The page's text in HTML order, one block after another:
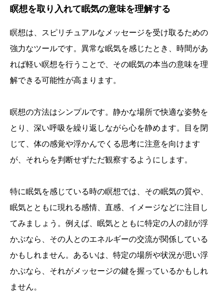
瞑想を取り入れて眠気の意味を理解する
瞑想は、スピリチュアルなメッセージを受け取るための
強力なツールです。異常な眠気を感じたとき、時間があ
れば軽い瞑想を行うことで、その眠気の本当の意味を理
解できる可能性が高まります。
瞑想の方法はシンプルです。静かな場所で快適な姿勢を
とり、深い呼吸を繰り返しながら心を静めます。目を閉
じて、体の感覚や浮かんでくる思考に注意を向けます
が、それらを判断せずただ観察するようにします。
特に眠気を感じている時の瞑想では、その眠気の質や、
眠気とともに現れる感情、直感、イメージなどに注目し
てみましょう。例えば、眠気とともに特定の人の顔が浮
かぶなら、その人とのエネルギーの交流が関係している
かもしれません。あるいは、特定の場所や状況が思い浮
かぶなら、それがメッセージの鍵を握っているかもしれ
ません。
誕生日ランキング